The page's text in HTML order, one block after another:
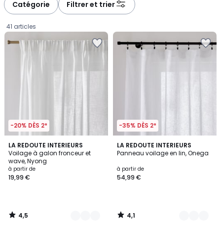
Catégorie Filtrer et trier
41 articles
-20% DÈS 2*
LA REDOUTE INTERIEURS
Voilage à galon fronceur et
wave, Nyong
Prix
à
19,99
€.
à partir de
19,99 €
4,5
/ 5
5
Couleurs
4,5
/
-35% DÈS 2*
LA REDOUTE INTERIEURS
Panneau voilage en lin, Onega
à partir de
54,99 €
4,1
/ 5
4
Couleurs
4,1
/